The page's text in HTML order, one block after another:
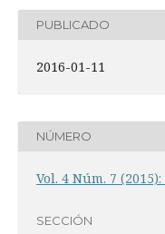
PUBLICADO
2016-01-11
NÚMERO
Vol. 4 Núm. 7
SECCIÓN